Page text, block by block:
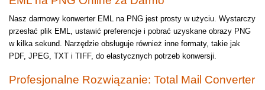
Nasz darmowy konwerter EML na PNG jest prosty w użyciu. Wystarczy
przesłać plik EML, ustawić preferencje i pobrać uzyskane obrazy PNG
w kilka sekund. Narzędzie obsługuje również inne formaty, takie jak
PDF, JPEG, TXT i TIFF, do elastycznych potrzeb konwersji.
Profesjonalne Rozwiązanie: Total Mail Converter